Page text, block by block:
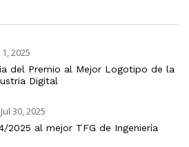
2025
del Premio al Mejor Logotipo de la
Digital
30, 2025
2025 al mejor TFG de Ingeniería